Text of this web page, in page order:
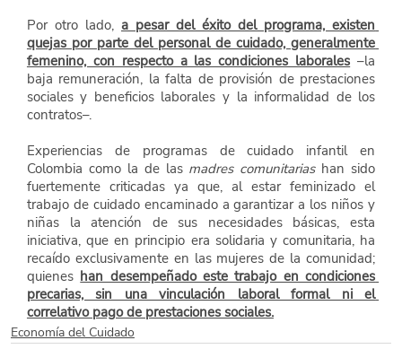
Por otro lado, a pesar del éxito del programa, existen
quejas por parte del personal de cuidado, generalmente
femenino, con respecto a las condiciones laborales –la
baja remuneración, la falta de provisión de prestaciones
sociales y beneficios laborales y la informalidad de los
contratos–.
Experiencias de programas de cuidado infantil en
Colombia como la de las madres comunitarias han sido
fuertemente criticadas ya que, al estar feminizado el
trabajo de cuidado encaminado a garantizar a los niños y
niñas la atención de sus necesidades básicas, esta
iniciativa, que en principio era solidaria y comunitaria, ha
recaído exclusivamente en las mujeres de la comunidad;
quienes han desempeñado este trabajo en condiciones
precarias, sin una vinculación laboral formal ni el
correlativo pago de prestaciones sociales.
Economía del Cuidado